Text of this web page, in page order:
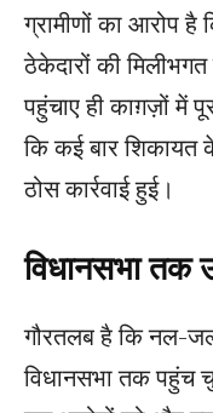
ग्रामीणों का आरोप है
ठेकेदारों की
पहुंचाए ही काग़ज़ों में
कि कई बार शिकायत
ठोस कार्रवाई हुई।
विधानसभा तक
गौरतलब है कि नल-
विधानसभा तक पहुंच